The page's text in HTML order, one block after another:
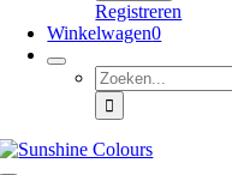
Registreren
Winkelwagen0
Zoeken
naar: